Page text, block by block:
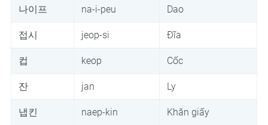
나이프 na-i-peu Dao
접시 jeop-si Đĩa
컵 keop Cốc
잔 jan Ly
냅킨 naep-kin Khăn giấy